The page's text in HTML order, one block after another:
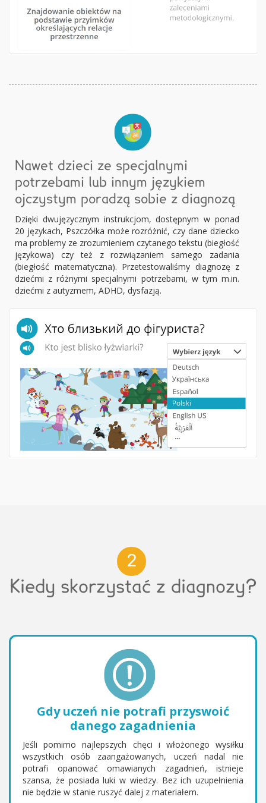
Nawet dzieci ze specjalnymi
potrzebami lub innym językiem
ojczystym poradzą sobie z diagnozą
Dzięki dwujęzycznym instrukcjom, dostępnym w ponad
20 językach, Pszczółka może rozróżnić, czy dane dziecko
ma problemy ze zrozumieniem czytanego tekstu (biegłość
językowa) czy też z rozwiązaniem samego zadania
(biegłość matematyczna). Przetestowaliśmy diagnozę z
dziećmi z różnymi specjalnymi potrzebami, w tym m.in.
dziećmi z autyzmem, ADHD, dysfazją.
2
Kiedy skorzystać z diagnozy?
Gdy uczeń nie potrafi przyswoić
danego zagadnienia
Jeśli pomimo najlepszych chęci i włożonego wysiłku
wszystkich osób zaangażowanych, uczeń nadal nie
potrafi opanować omawianych zagadnień, istnieje
szansa, że posiada luki w wiedzy. Bez ich uzupełnienia
nie będzie w stanie ruszyć dalej z materiałem.